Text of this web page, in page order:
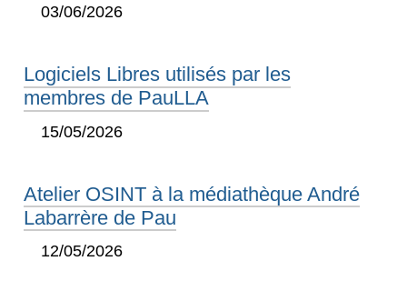
03/06/2026
Logiciels Libres utilisés par les
membres de PauLLA
15/05/2026
Atelier OSINT à la médiathèque André
Labarrère de Pau
12/05/2026